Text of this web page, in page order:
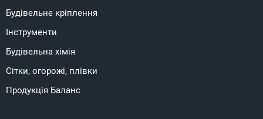
Будівельне кріплення
Інструменти
Будівельна хімія
Сітки, огорожі, плівки
Продукція Баланс